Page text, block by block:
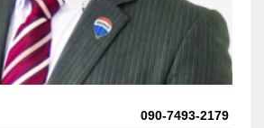
090-7493-2179